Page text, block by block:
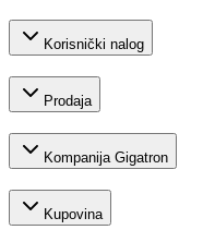
Korisnički nalog
Prodaja
Kompanija Gigatron
Kupovina